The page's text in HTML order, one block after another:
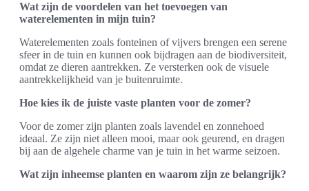
Wat zijn de voordelen van het toevoegen van
waterelementen in mijn tuin?
Waterelementen zoals fonteinen of vijvers brengen een serene
sfeer in de tuin en kunnen ook bijdragen aan de biodiversiteit,
omdat ze dieren aantrekken. Ze versterken ook de visuele
aantrekkelijkheid van je buitenruimte.
Hoe kies ik de juiste vaste planten voor de zomer?
Voor de zomer zijn planten zoals lavendel en zonnehoed
ideaal. Ze zijn niet alleen mooi, maar ook geurend, en dragen
bij aan de algehele charme van je tuin in het warme seizoen.
Wat zijn inheemse planten en waarom zijn ze belangrijk?